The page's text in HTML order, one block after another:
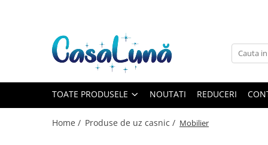
Toate Produsele
Gamma D'ORO
Gamma D'ORO Odorizant Cu
TOATE PRODUSELE NOUTATI REDUCERI
Home / Produse de uz casnic / Mobilier